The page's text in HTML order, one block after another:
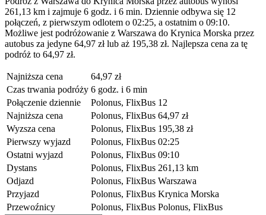
261,13 km i zajmuje 6 godz. i 6 min. Dziennie odbywa się 12
połączeń, z pierwszym odlotem o 02:25, a ostatnim o 09:10.
Możliwe jest podróżowanie z Warszawa do Krynica Morska przez
autobus za jedyne 64,97 zł lub aż 195,38 zł. Najlepsza cena za tę
podróż to 64,97 zł.
Najniższa cena
64,97 zł
Czas trwania podróży 6 godz. i 6 min
Połączenie dziennie
Polonus, FlixBus 12
Najniższa cena
Polonus, FlixBus 64,97 zł
Wyzsza cena
Polonus, FlixBus 195,38 zł
Pierwszy wyjazd
Polonus, FlixBus 02:25
Ostatni wyjazd
Polonus, FlixBus 09:10
Dystans
Polonus, FlixBus 261,13 km
Odjazd
Polonus, FlixBus Warszawa
Przyjazd
Polonus, FlixBus Krynica Morska
Przewoźnicy
Polonus, FlixBus Polonus, FlixBus
©CARTO , ©OpenStreetMapcontributors